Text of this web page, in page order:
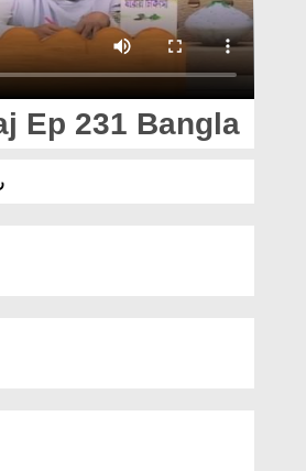
Ep 231 Bangla